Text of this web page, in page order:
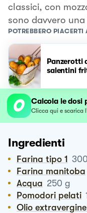
classici, con
sono davvero
POTREBBERO
Panzerotti
salentini
Calcola le dosi
Clicca qui e scarica
Ingredienti
Farina tipo 1 300
Farina manitoba
Acqua 250 g
Pomodori pelati
Olio